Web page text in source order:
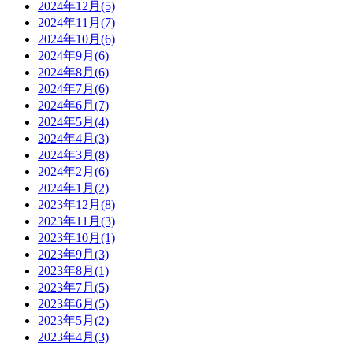
2024年12月(5)
2024年11月(7)
2024年10月(6)
2024年9月(6)
2024年8月(6)
2024年7月(6)
2024年6月(7)
2024年5月(4)
2024年4月(3)
2024年3月(8)
2024年2月(6)
2024年1月(2)
2023年12月(8)
2023年11月(3)
2023年10月(1)
2023年9月(3)
2023年8月(1)
2023年7月(5)
2023年6月(5)
2023年5月(2)
2023年4月(3)